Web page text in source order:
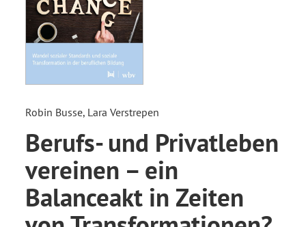
Robin Busse, Lara Verstrepen
Berufs- und Privatleben
vereinen – ein
Balanceakt in Zeiten